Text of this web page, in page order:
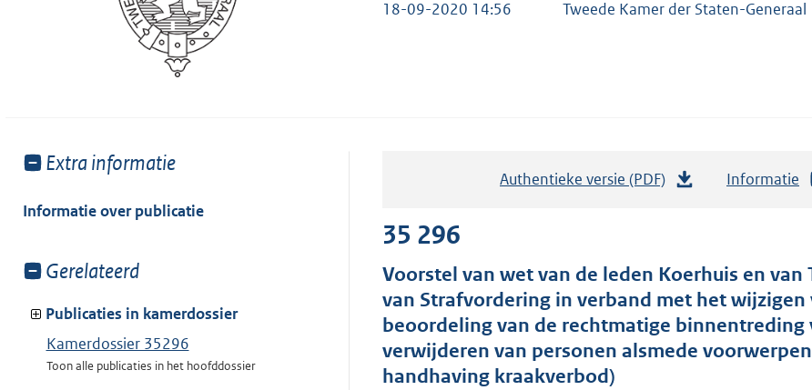
18-09-2020 14:56 Tweede Kamer der Staten-Generaal
Toon
van:
Extra informatie
Informatie over publicatie
Toon
van:
Gerelateerd
Publicaties in kamerdossier
Kamerdossier 35296
Toon alle publicaties in het hoofddossier
Authentieke versie (PDF)
a
n
d
s
Informatie
35 296
Voorstel van wet van de leden Koerhuis en
van Strafvordering in verband met het
beoordeling van de rechtmatige
verwijderen van personen alsmede
handhaving kraakverbod)